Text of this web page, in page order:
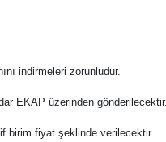
indirmeleri zorunludur.
EKAP üzerinden gönderilecektir.
birim fiyat şeklinde verilecektir.